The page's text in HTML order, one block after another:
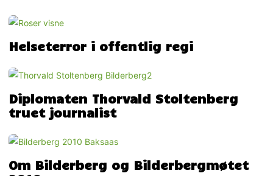
Helseterror i offentlig regi
Diplomaten Thorvald Stoltenberg
truet journalist
Om Bilderberg og Bilderbergmøtet